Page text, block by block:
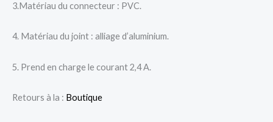
3.Matériau du connecteur : PVC.
4. Matériau du joint : alliage d’aluminium.
5. Prend en charge le courant 2,4 A.
Retours à la : Boutique